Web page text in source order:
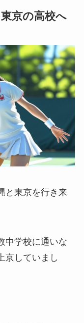
京の高校へ
と東京を行き来
中学校に通いな
京していまし